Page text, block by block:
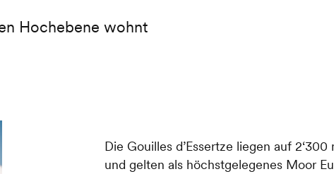
Hochebene wohnt
Die Gouilles d’Essertze liegen auf 2‘300
und gelten als höchstgelegenes Moor